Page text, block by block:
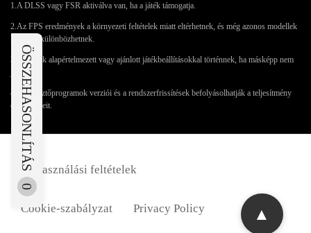
ÖSSZEHASONLÍTÁS
0
1.A DLSS vagy FSR aktiválva van, ha a játék támogatja.
2.Az FPS eredmények a környezeti feltételek miatt eltérhetnek, és még azonos modellek
között is különbözhetnek.
3.A tesztek alapértelmezett vagy ajánlott játékbeállításokkal történnek, ha másképp nem
jelezzük.
4.Az illesztőprogramok verziói és a rendszerfrissítések befolyásolhatják a teljesítmény
eredményeit.
▲
Cookie-szabályzat Privacy Policy
Felhasználási feltételek